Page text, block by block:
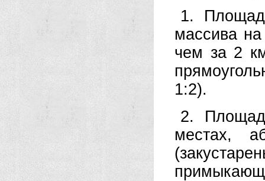
1.
массива на
чем за 2
1:2).
2.
местах,